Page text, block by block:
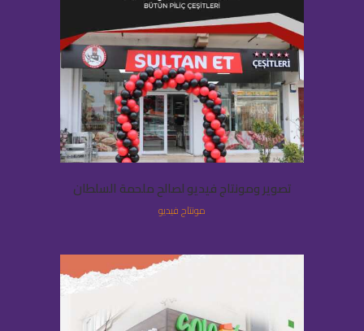
تصوير ومونتاج فيديو لصالح ملحمة السلطان
مونتاج فيديو